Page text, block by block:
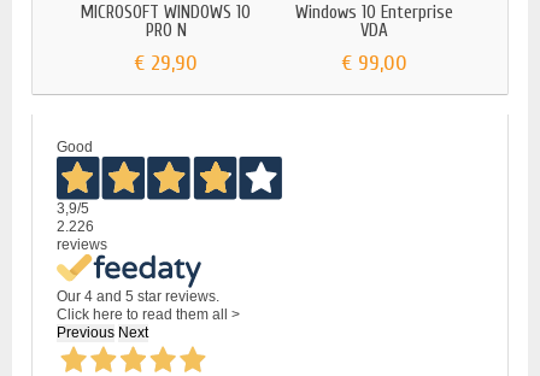
MICROSOFT WINDOWS 10
PRO N
€ 29,90
Windows 10 Enterprise
VDA
€ 99,00
Good
3,9/5
2.226
reviews
Our 4 and 5 star reviews.
Click here to read them all >
Previous Next